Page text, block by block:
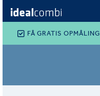
FÅ GRATIS OPMÅLING